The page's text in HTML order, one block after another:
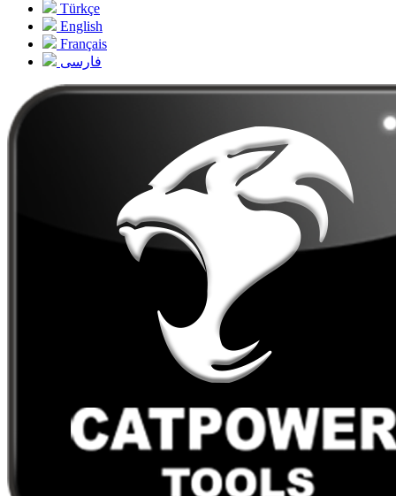
Türkçe
English
Français
فارسی